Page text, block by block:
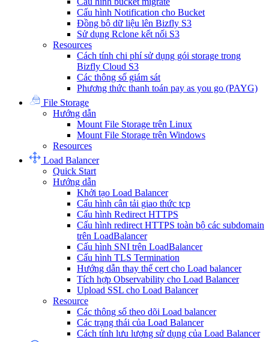
Cấu hình Notification cho Bucket
Đồng bộ dữ liệu lên Bizfly S3
Sử dụng Rclone kết nối S3
Resources
Cách tính chi phí sử dụng gói storage trong
Bizfly Cloud S3
Các thông số giám sát
Phương thức thanh toán pay as you go (PAYG)
File Storage
Hướng dẫn
Mount File Storage trên Linux
Mount File Storage trên Windows
Resources
Load Balancer
Quick Start
Hướng dẫn
Khởi tạo Load Balancer
Cấu hình cân tải giao thức tcp
Cấu hình Redirect HTTPS
Cấu hình redirect HTTPS toàn bộ các subdomain
trên LoadBalancer
Cấu hình SNI trên LoadBalancer
Cấu hình TLS Termination
Hướng dẫn thay thế cert cho Load balancer
Tích hợp Observability cho Load Balancer
Upload SSL cho Load Balancer
Resource
Các thông số theo dõi Load balancer
Các trạng thái của Load Balancer
Cách tính lưu lượng sử dụng của Load Balancer